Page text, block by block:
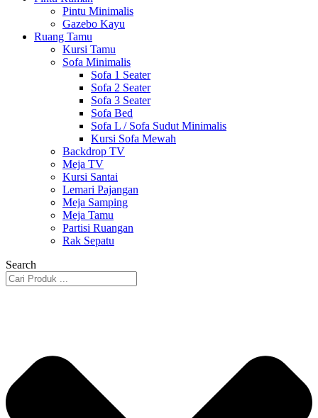
Pintu Minimalis
Gazebo Kayu
Ruang Tamu
Kursi Tamu
Sofa Minimalis
Sofa 1 Seater
Sofa 2 Seater
Sofa 3 Seater
Sofa Bed
Sofa L / Sofa Sudut Minimalis
Kursi Sofa Mewah
Backdrop TV
Meja TV
Kursi Santai
Lemari Pajangan
Meja Samping
Meja Tamu
Partisi Ruangan
Rak Sepatu
Search